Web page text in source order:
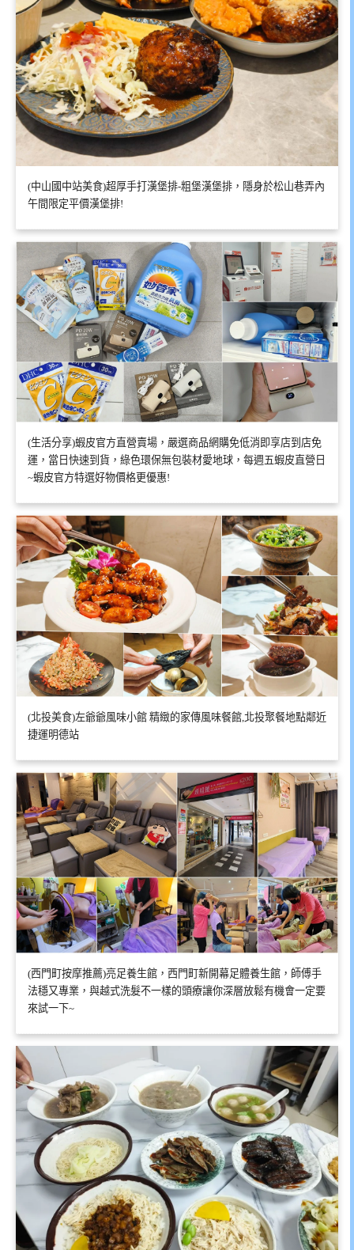
(中山國中站美食)超厚手打漢堡排-粗堡漢堡排，隱身於松山巷弄內
午間限定平價漢堡排!
(生活分享)蝦皮官方直營賣場，嚴選商品網購免低消即享店到店免
運，當日快速到貨，綠色環保無包裝材愛地球，每週五蝦皮直營日
~蝦皮官方特選好物價格更優惠!
(北投美食)左爺爺風味小館 精緻的家傳風味餐館,北投聚餐地點鄰近
捷運明德站
(西門町按摩推薦)亮足養生館，西門町新開幕足體養生館，師傅手
法穩又專業，與越式洗髮不一樣的頭療讓你深層放鬆有機會一定要
來試一下~